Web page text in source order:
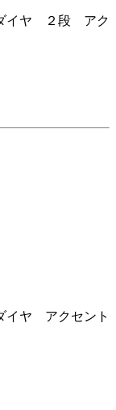
イヤ ２段 アク
ヤ アクセント